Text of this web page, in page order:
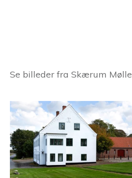
Se billeder fra Skærum Mølle